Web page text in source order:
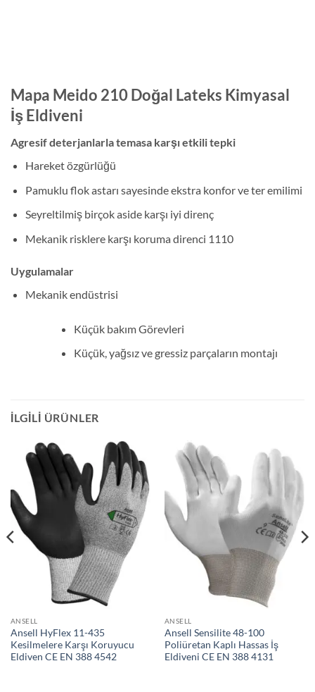
Mapa Meido 210 Doğal Lateks Kimyasal
İş Eldiveni
Agresif deterjanlarla temasa karşı etkili tepki
Hareket özgürlüğü
Pamuklu flok astarı sayesinde ekstra konfor ve ter emilimi
Seyreltilmiş birçok aside karşı iyi direnç
Mekanik risklere karşı koruma direnci 1110
Uygulamalar
Mekanik endüstrisi
Küçük bakım Görevleri
Küçük, yağsız ve gressiz parçaların montajı
İLGILI ÜRÜNLER
ANSELL
Ansell HyFlex 11-435
Kesilmelere Karşı Koruyucu
Eldiven CE EN 388 4542
ANSELL
Ansell Sensilite 48-100
Poliüretan Kaplı Hassas İş
Eldiveni CE EN 388 4131